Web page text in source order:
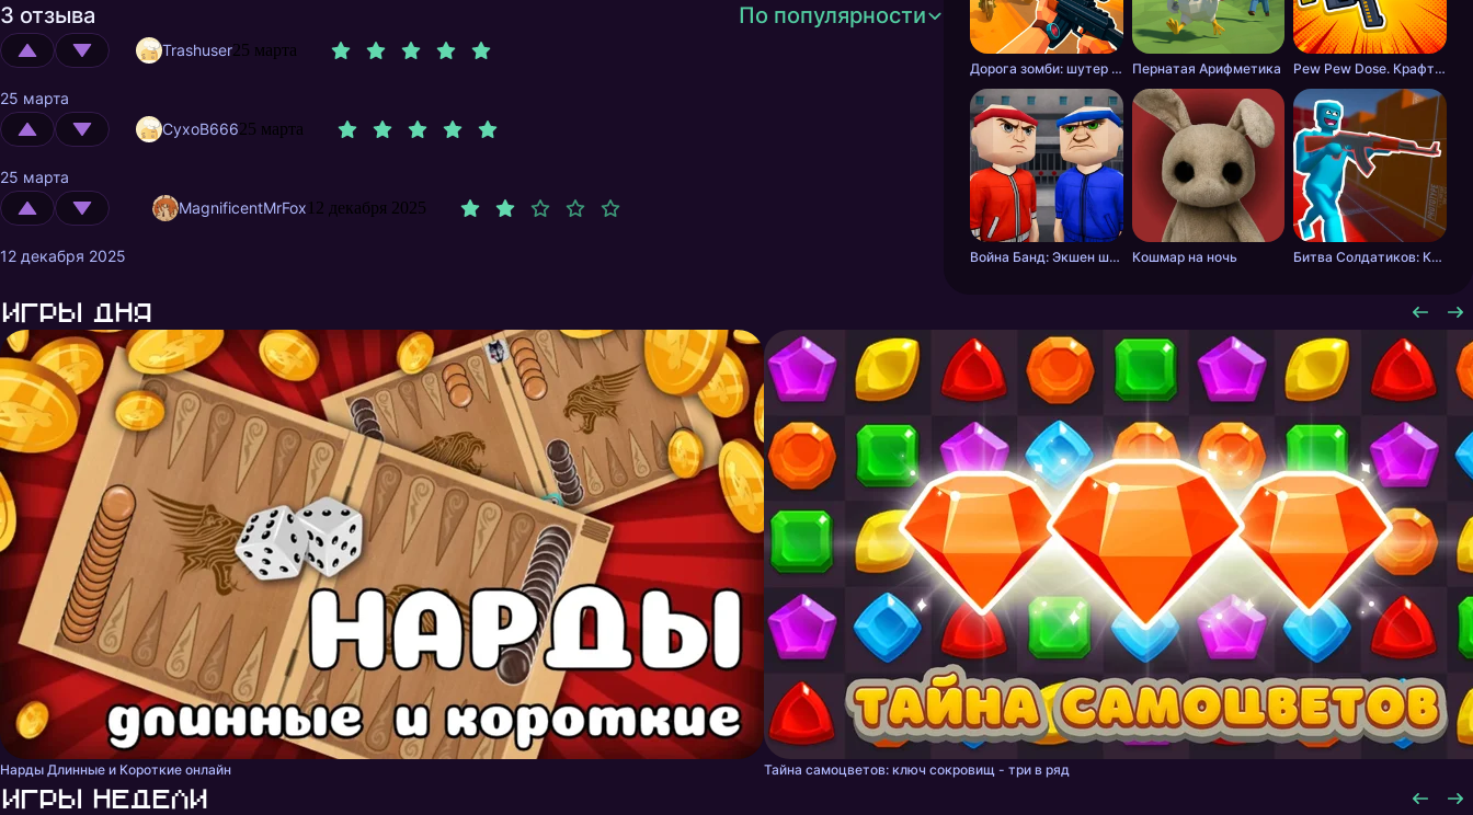
3 отзыва По популярности
Trashuser25 марта
25 марта
CyxoB66625 марта
25 марта
MagnificentMrFox 12 декабря 2025
12 декабря 2025
Дорога зомби: шутер с разрушениями Пернатая Арифметика Pew Pew Dose. Крафт оружия
Война Банд: Экшен шутер Кошмар на ночь Битва Солдатиков: Красные против Синих
Игры дня
Нарды Длинные и Короткие онлайн Тайна самоцветов: ключ сокровищ - три в ряд
Игры недели